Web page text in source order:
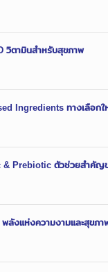
วิตามินสำหรับสุขภาพ
Ingredients ทางเลือก
Prebiotic ตัวช่วยสำคัญ
ลังแห่งความงามและสุขภา